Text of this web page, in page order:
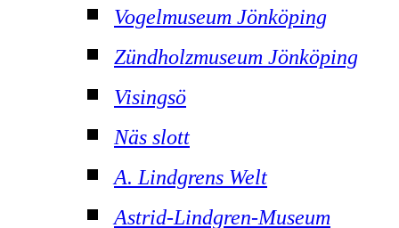
Vogelmuseum Jönköping
Zündholzmuseum Jönköping
Visingsö
Näs slott
A. Lindgrens Welt
Astrid-Lindgren-Museum